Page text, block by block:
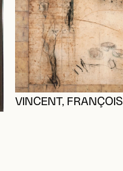
VINCENT, FRANÇOIS